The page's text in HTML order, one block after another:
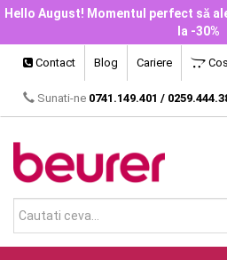
Hello August! Momentul perfect să
la -30%
Contact Blog Cariere
Sunati-ne 0741.149.401 /